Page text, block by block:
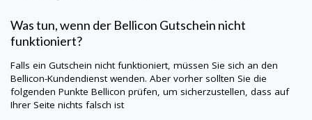
Was tun, wenn der Bellicon Gutschein nicht
funktioniert?
Falls ein Gutschein nicht funktioniert, müssen Sie sich an den
Bellicon-Kundendienst wenden. Aber vorher sollten Sie die
folgenden Punkte Bellicon prüfen, um sicherzustellen, dass auf
Ihrer Seite nichts falsch ist